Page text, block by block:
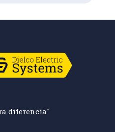
diferencia"